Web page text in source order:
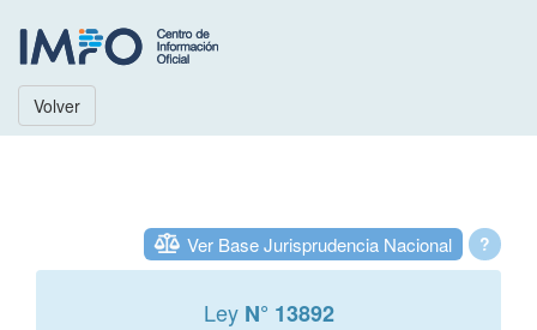
Volver
?
Ver Base Jurisprudencia Nacional
Ley N° 13892